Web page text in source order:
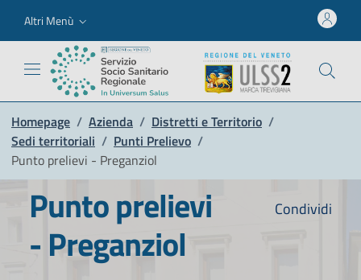
Altri Menù
Homepage / Azienda / Distretti e Territorio /
Sedi territoriali / Punti Prelievo /
Punto prelievi - Preganziol
Condividi
Punto prelievi
- Preganziol